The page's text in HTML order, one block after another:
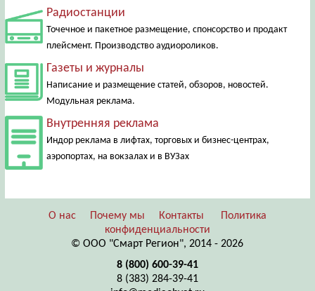
Радиостанции
Точечное и пакетное размещение, спонсорство и продакт
плейсмент. Производство аудиороликов.
Газеты и журналы
Написание и размещение статей, обзоров, новостей.
Модульная реклама.
Внутренняя реклама
Индор реклама в лифтах, торговых и бизнес-центрах,
аэропортах, на вокзалах и в ВУЗах
О нас Почему мы Контакты
Политика
конфиденциальности
© ООО "Смарт Регион", 2014 - 2026
8 (800) 600-39-41
8 (383) 284-39-41